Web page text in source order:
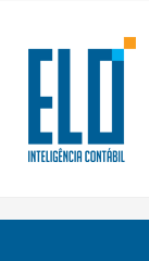
content